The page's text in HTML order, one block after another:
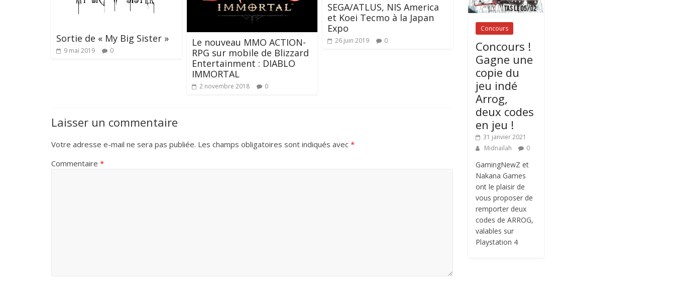
Sortie de « My Big Sister »
9 mai 2019 0
Le nouveau MMO ACTION-
RPG sur mobile de Blizzard
Entertainment : DIABLO
IMMORTAL
2 novembre 2018 0
SEGA/ATLUS, NIS America
et Koei Tecmo à la Japan
Expo
26 juin 2019 0
Laisser un commentaire
Votre adresse e-mail ne sera pas publiée. Les champs obligatoires sont indiqués avec *
Commentaire *
Concours
Concours !
Gagne une
copie du
jeu indé
Arrog,
deux codes
en jeu !
31 janvier 2021
Midnailah
0
GamingNewZ et
Nakana Games
ont le plaisir de
vous proposer de
remporter deux
codes de ARROG,
valables sur
Playstation 4